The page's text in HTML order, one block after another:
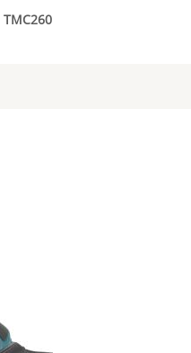
TMC260